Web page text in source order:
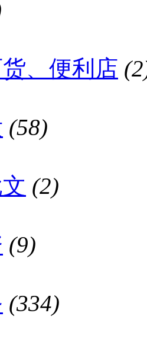
、便利店
(58)
(2)
(9)
(334)